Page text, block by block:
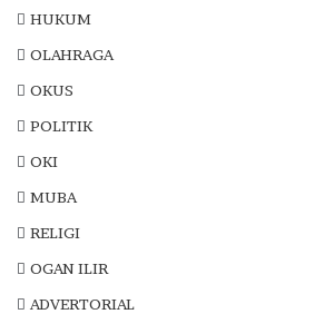
HUKUM
OLAHRAGA
OKUS
POLITIK
OKI
MUBA
RELIGI
OGAN ILIR
ADVERTORIAL